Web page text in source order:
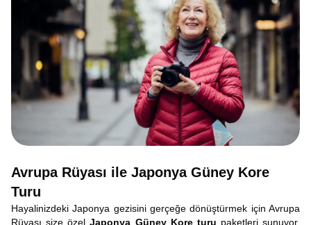
Avrupa Rüyası ile Japonya Güney Kore
Turu
Hayalinizdeki Japonya gezisini gerçeğe dönüştürmek için Avrupa
Rüyası size özelJaponya Güney Kore turu paketleri sunuyor.